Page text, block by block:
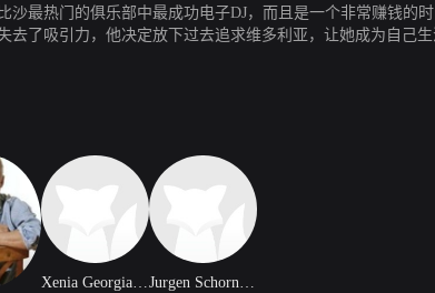
沙最热门的俱乐部中最成功电子DJ，而且是一个非常赚钱
去了吸引力，他决定放下过去追求维多利亚，让她成为自
Xenia Georgia Assenza Jurgen Schornagel